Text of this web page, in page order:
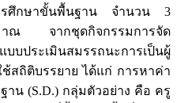
ารศึกษาขั้นพื้นฐาน จำนวน 3
ณ จากชุดกิจกรรมการจัด
ประเมินสมรรถนะการเป็นผู้
ช้สถิติบรรยาย ได้แก่ การหาค่า
าน (S.D.) กลุ่มตัวอย่าง คือ ครู